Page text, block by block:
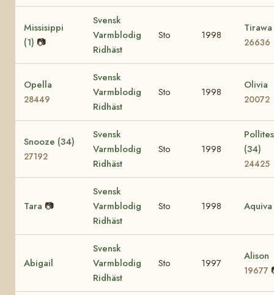
Missisippi
(1) 📷
Svensk
Varmblodig
Ridhäst
Sto 1998
Tirawa
26636
Opella
28449
Svensk
Varmblodig
Ridhäst
Sto 1998
Olivia
20072
Snooze (34)
27192
Svensk
Varmblodig
Ridhäst
Sto 1998
(34)
24425
Tara 📷
Svensk
Varmblodig
Ridhäst
Sto 1998 Aquiva
Abigail
Svensk
Varmblodig
Ridhäst
Sto 1997
Alison
19677